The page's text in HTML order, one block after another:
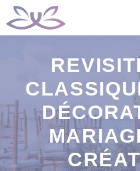
Aller
au